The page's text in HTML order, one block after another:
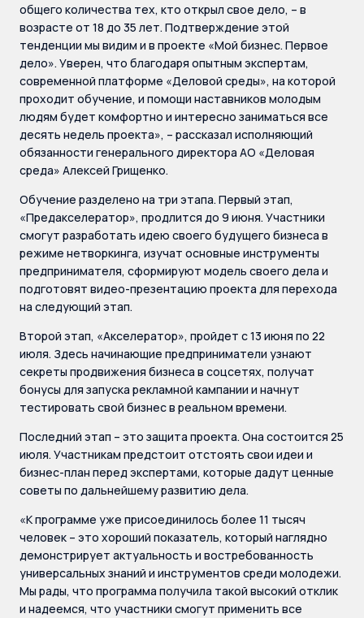
общего количества тех, кто открыл свое дело, – в
возрасте от 18 до 35 лет. Подтверждение этой
тенденции мы видим и в проекте «Мой бизнес. Первое
дело». Уверен, что благодаря опытным экспертам,
современной платформе «Деловой среды», на которой
проходит обучение, и помощи наставников молодым
людям будет комфортно и интересно заниматься все
десять недель проекта», – рассказал исполняющий
обязанности генерального директора АО «Деловая
среда» Алексей Грищенко.
Обучение разделено на три этапа. Первый этап,
«Предакселератор», продлится до 9 июня. Участники
смогут разработать идею своего будущего бизнеса в
режиме нетворкинга, изучат основные инструменты
предпринимателя, сформируют модель своего дела и
подготовят видео-презентацию проекта для перехода
на следующий этап.
Второй этап, «Акселератор», пройдет с 13 июня по 22
июля. Здесь начинающие предприниматели узнают
секреты продвижения бизнеса в соцсетях, получат
бонусы для запуска рекламной кампании и начнут
тестировать свой бизнес в реальном времени.
Последний этап – это защита проекта. Она состоится 25
июля. Участникам предстоит отстоять свои идеи и
бизнес-план перед экспертами, которые дадут ценные
советы по дальнейшему развитию дела.
«К программе уже присоединилось более 11 тысяч
человек – это хороший показатель, который наглядно
демонстрирует актуальность и востребованность
универсальных знаний и инструментов среди молодежи.
Мы рады, что программа получила такой высокий отклик
и надеемся, что участники смогут применить все